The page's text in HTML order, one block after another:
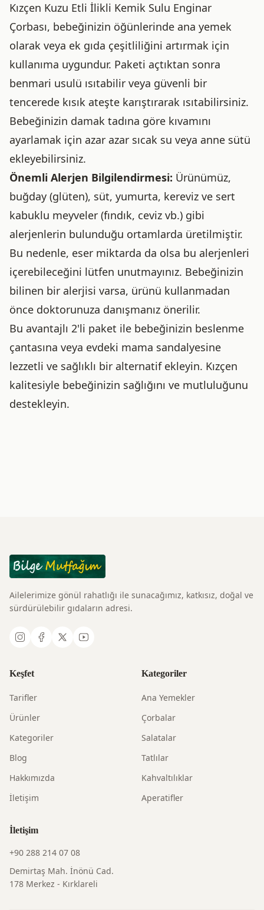
Kızçen Kuzu Etli İlikli Kemik Sulu Enginar
Çorbası, bebeğinizin öğünlerinde ana yemek
olarak veya ek gıda çeşitliliğini artırmak için
kullanıma uygundur. Paketi açtıktan sonra
benmari usulü ısıtabilir veya güvenli bir
tencerede kısık ateşte karıştırarak ısıtabilirsiniz.
Bebeğinizin damak tadına göre kıvamını
ayarlamak için azar azar sıcak su veya anne sütü
ekleyebilirsiniz.
Önemli Alerjen Bilgilendirmesi: Ürünümüz,
buğday (glüten), süt, yumurta, kereviz ve sert
kabuklu meyveler (fındık, ceviz vb.) gibi
alerjenlerin bulunduğu ortamlarda üretilmiştir.
Bu nedenle, eser miktarda da olsa bu alerjenleri
içerebileceğini lütfen unutmayınız. Bebeğinizin
bilinen bir alerjisi varsa, ürünü kullanmadan
önce doktorunuza danışmanız önerilir.
Bu avantajlı 2'li paket ile bebeğinizin beslenme
çantasına veya evdeki mama sandalyesine
lezzetli ve sağlıklı bir alternatif ekleyin. Kızçen
kalitesiyle bebeğinizin sağlığını ve mutluluğunu
destekleyin.
Ailelerimize gönül rahatlığı ile sunacağımız, katkısız, doğal ve
sürdürülebilir gıdaların adresi.
Keşfet
Tarifler
Ürünler
Kategoriler
Blog
Hakkımızda
İletişim
Kategoriler
Ana Yemekler
Çorbalar
Salatalar
Tatlılar
Kahvaltılıklar
Aperatifler
İletişim
+90 288 214 07 08
Demirtaş Mah. İnönü Cad.
178 Merkez - Kırklareli